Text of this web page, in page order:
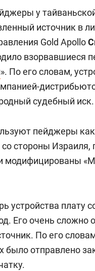
у
источник в
Gold Apollo
взорвавшиеся
». По его словам,
судебный иск.
пейджеры
стороны Израиля,
модифицированы
устройства
Его очень
По его
было отправлено